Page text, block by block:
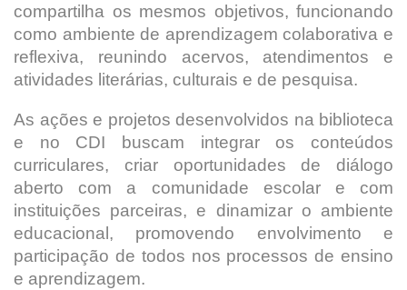
compartilha os mesmos objetivos, funcionando
como ambiente de aprendizagem colaborativa e
reflexiva, reunindo acervos, atendimentos e
atividades literárias, culturais e de pesquisa.
As ações e projetos desenvolvidos na biblioteca
e no CDI buscam integrar os conteúdos
curriculares, criar oportunidades de diálogo
aberto com a comunidade escolar e com
instituições parceiras, e dinamizar o ambiente
educacional, promovendo envolvimento e
participação de todos nos processos de ensino
e aprendizagem.